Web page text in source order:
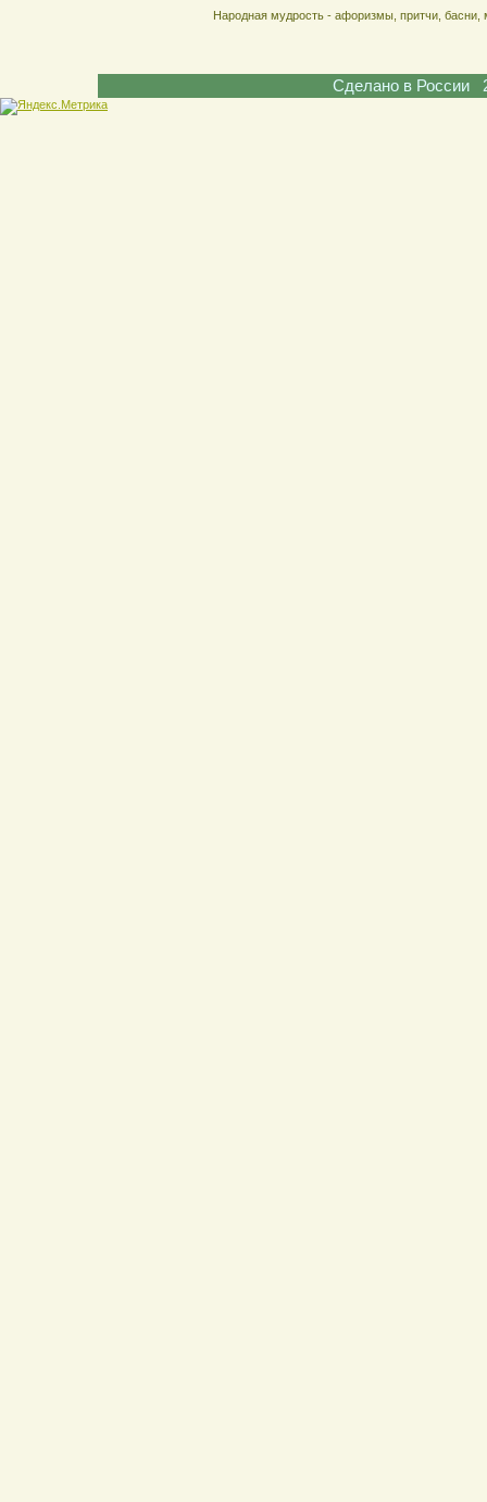
Народная мудрость - афоризмы, притчи,
Сделано в России